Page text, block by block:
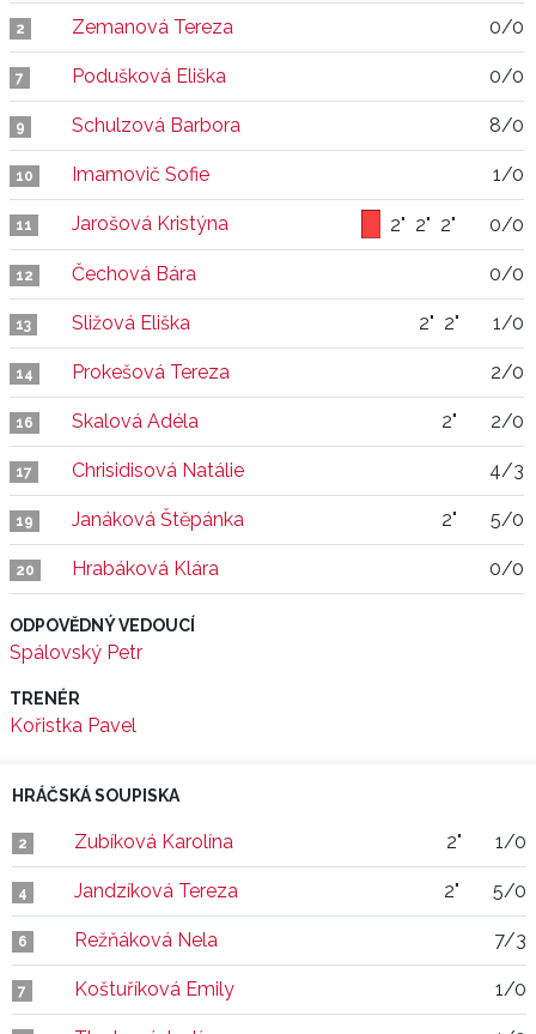
2 Zemanová Tereza 0/0
7 Podušková Eliška 0/0
9 Schulzová Barbora 8/0
10 Imamovič Sofie 1/0
11 Jarošová Kristýna 2" 2" 2" 0/0
12 Čechová Bára 0/0
13 Sližová Eliška 2" 2" 1/0
14 Prokešová Tereza 2/0
16 Skalová Adéla 2" 2/0
17 Chrisidisová Natálie 4/3
19 Janáková Štěpánka 2" 5/0
20 Hrabáková Klára 0/0
ODPOVĚDNÝ VEDOUCÍ
Spálovský Petr
TRENÉR
Kořistka Pavel
HRÁČSKÁ SOUPISKA
2 Zubíková Karolína 2" 1/0
4 Jandzíková Tereza 2" 5/0
6 Režňáková Nela 7/3
7 Koštuříková Emily 1/0